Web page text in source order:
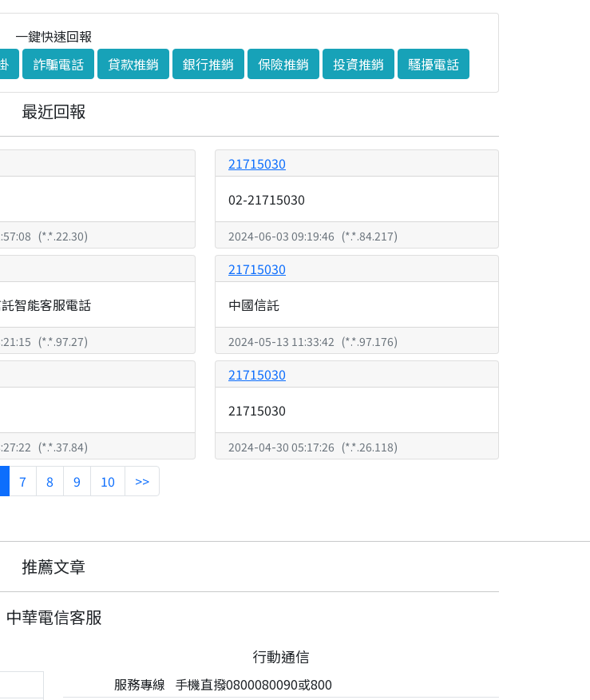
一鍵快速回報
詐騙電話 貸款推銷 銀行推銷 保險推銷 投資推銷 騷擾電話
最近回報
(*.*.22.30)
21715030
02-21715030
2024-06-03 09:19:46 (*.*.84.217)
智能客服電話
(*.*.97.27)
21715030
中國信託
2024-05-13 11:33:42 (*.*.97.176)
(*.*.37.84)
21715030
21715030
2024-04-30 05:17:26 (*.*.26.118)
7 8 9 10 >>
推薦文章
中華電信客服
行動通信
服務專線 手機直撥0800080090或800